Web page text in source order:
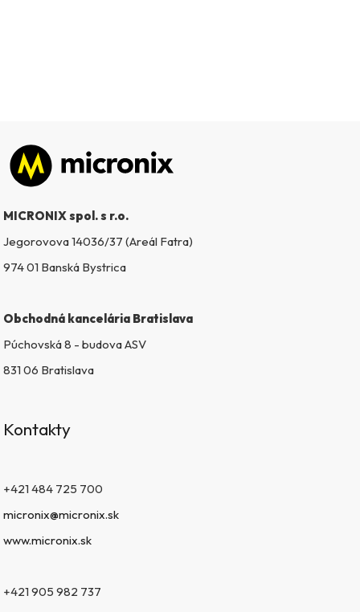
Zápätie
MICRONIX spol. s r.o.
Jegorovova 14036/37 (Areál Fatra)
974 01 Banská Bystrica
Obchodná kancelária Bratislava
Púchovská 8 - budova ASV
831 06 Bratislava
Kontakty
+421 484 725 700
micronix@micronix.sk
www.micronix.sk
+421 905 982 737